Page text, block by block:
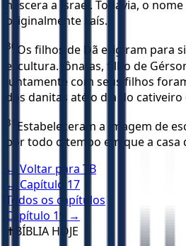
nascera a Israel. Todavia, o
originalmente Laís.
30 Os filhos de Dã erigiram para
escultura. Jônatas, filho de
juntamente com seus filhos
dos danitas até o dia do
31
Estabeleceram a imagem de
por todo o tempo em que a casa
← Voltar para TB
← Capítulo 17
Todos os capítulos
Capítulo 19
→
✝️ BÍBLIA HOJE